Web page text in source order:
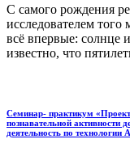
С самого рождения
исследователем
всё впервые: солнце
известно, что
Семинар- практикум
познавательной активности
деятельность по